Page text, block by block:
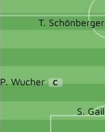
T. Schönberger
P. Wucher C
S. Gail